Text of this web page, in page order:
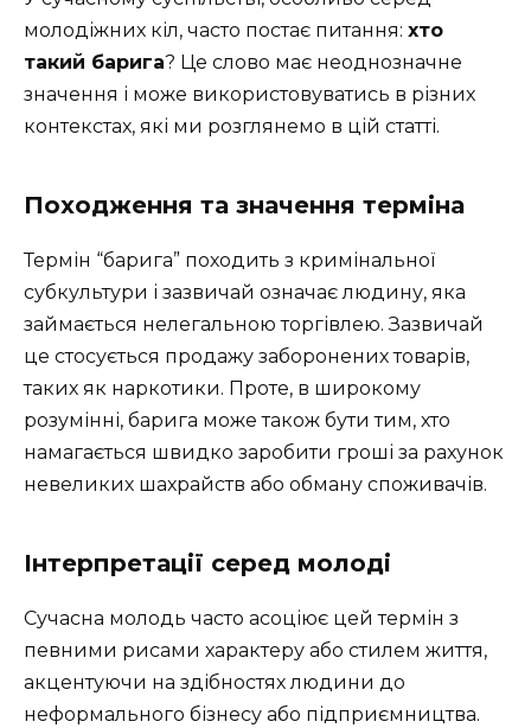
молодіжних кіл, часто постає питання: хто
такий барига? Це слово має неоднозначне
значення і може використовуватись в різних
контекстах, які ми розглянемо в цій статті.
Походження та значення терміна
Термін “барига” походить з кримінальної
субкультури і зазвичай означає людину, яка
займається нелегальною торгівлею. Зазвичай
це стосується продажу заборонених товарів,
таких як наркотики. Проте, в широкому
розумінні, барига може також бути тим, хто
намагається швидко заробити гроші за рахунок
невеликих шахрайств або обману споживачів.
Інтерпретації серед молоді
Сучасна молодь часто асоціює цей термін з
певними рисами характеру або стилем життя,
акцентуючи на здібностях людини до
неформального бізнесу або підприємництва.